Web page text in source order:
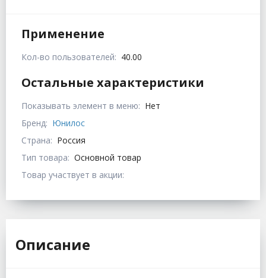
Применение
Кол-во пользователей: 40.00
Остальные характеристики
Показывать элемент в меню: Нет
Бренд: Юнилос
Страна: Россия
Тип товара: Основной товар
Товар участвует в акции:
Описание